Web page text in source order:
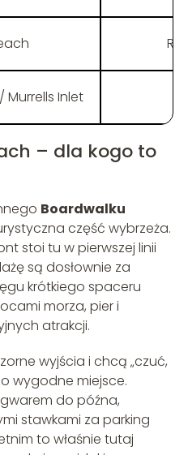
Inlet
– dla kogo to
Boardwalku
część wybrzeża.
stoi tu w pierwszej linii
są dosłownie za
krótkiego spaceru
morza, pier i
atrakcji.
wyjścia i chcą „czuć,
wygodne miejsce.
do późna,
stawkami za parking
to właśnie tutaj